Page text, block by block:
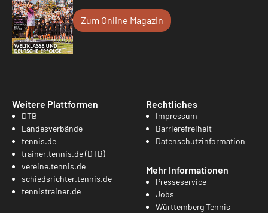
Zum Online Magazin
Weitere Plattformen
DTB
Landesverbände
tennis.de
trainer.tennis.de (DTB)
vereine.tennis.de
schiedsrichter.tennis.de
tennistrainer.de
Rechtliches
Impressum
Barrierefreiheit
Datenschutzinformation
Mehr Informationen
Presseservice
Jobs
Württemberg Tennis